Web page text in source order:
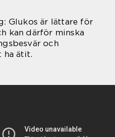
Glukos är lättare för
kan därför minska
och
ha ätit.